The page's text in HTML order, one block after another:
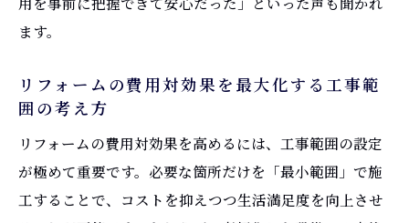
ます。
リフォームの費用対効果を最大化する工事範
囲の考え方
リフォームの費用対効果を高めるには、工事範囲の設定
が極めて重要です。必要な箇所だけを「最小範囲」で施
工することで、コストを抑えつつ生活満足度を向上させ